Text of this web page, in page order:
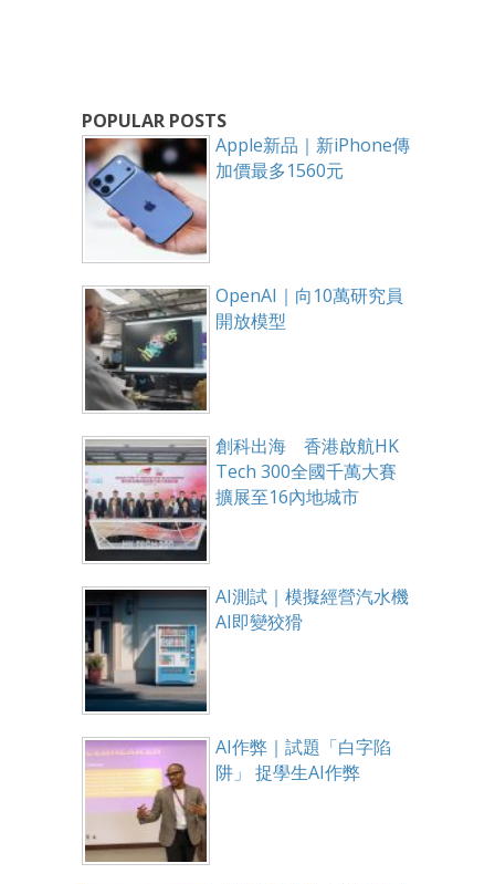
POPULAR POSTS
Apple新品｜新iPhone傳
加價最多1560元
OpenAI｜向10萬研究員
開放模型
創科出海 香港啟航HK
Tech 300全國千萬大賽
擴展至16內地城市
AI測試｜模擬經營汽水機
AI即變狡猾
AI作弊｜試題「白字陷
阱」 捉學生AI作弊